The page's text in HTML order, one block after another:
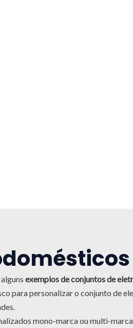
exemplos de conjuntos de
para personalizar o conjunto de
mono-marca ou multi-